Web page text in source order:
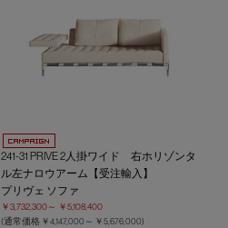
241-31 PRIVE 2人掛ワイド 右ホリゾンタ
ル左ナロウアーム【受注輸入】
プリヴェ ソファ
￥3,732,300～ ￥5,108,400
(通常価格 ￥4,147,000～ ￥5,676,000)